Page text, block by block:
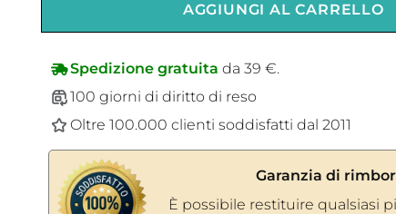
AGGIUNGI AL CARRELLO
Spedizione gratuita da 39 €.
100 giorni di diritto di reso
Oltre 100.000 clienti soddisfatti dal 2011
Garanzia di
È possibile restituire qualsiasi